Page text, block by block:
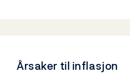
Årsaker til inflasjon